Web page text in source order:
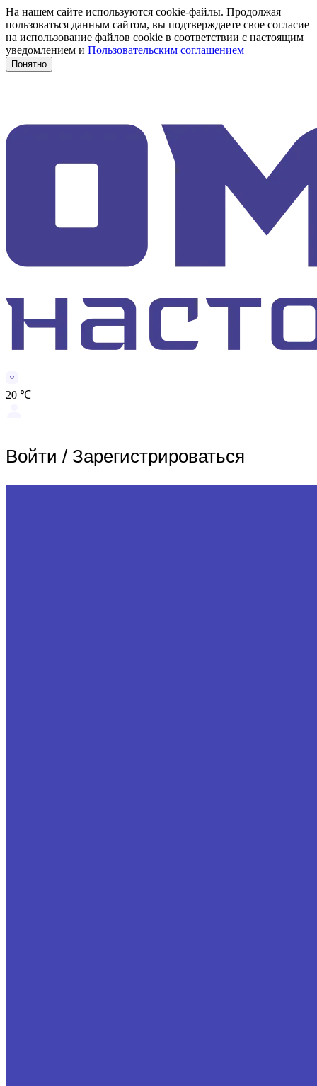
На нашем сайте используются cookie-файлы. Продолжая
пользоваться данным сайтом, вы подтверждаете свое согласие
на использование файлов cookie в соответствии с настоящим
уведомлением и Пользовательским соглашением
Понятно
20 ℃
Войти / Зарегистрироваться